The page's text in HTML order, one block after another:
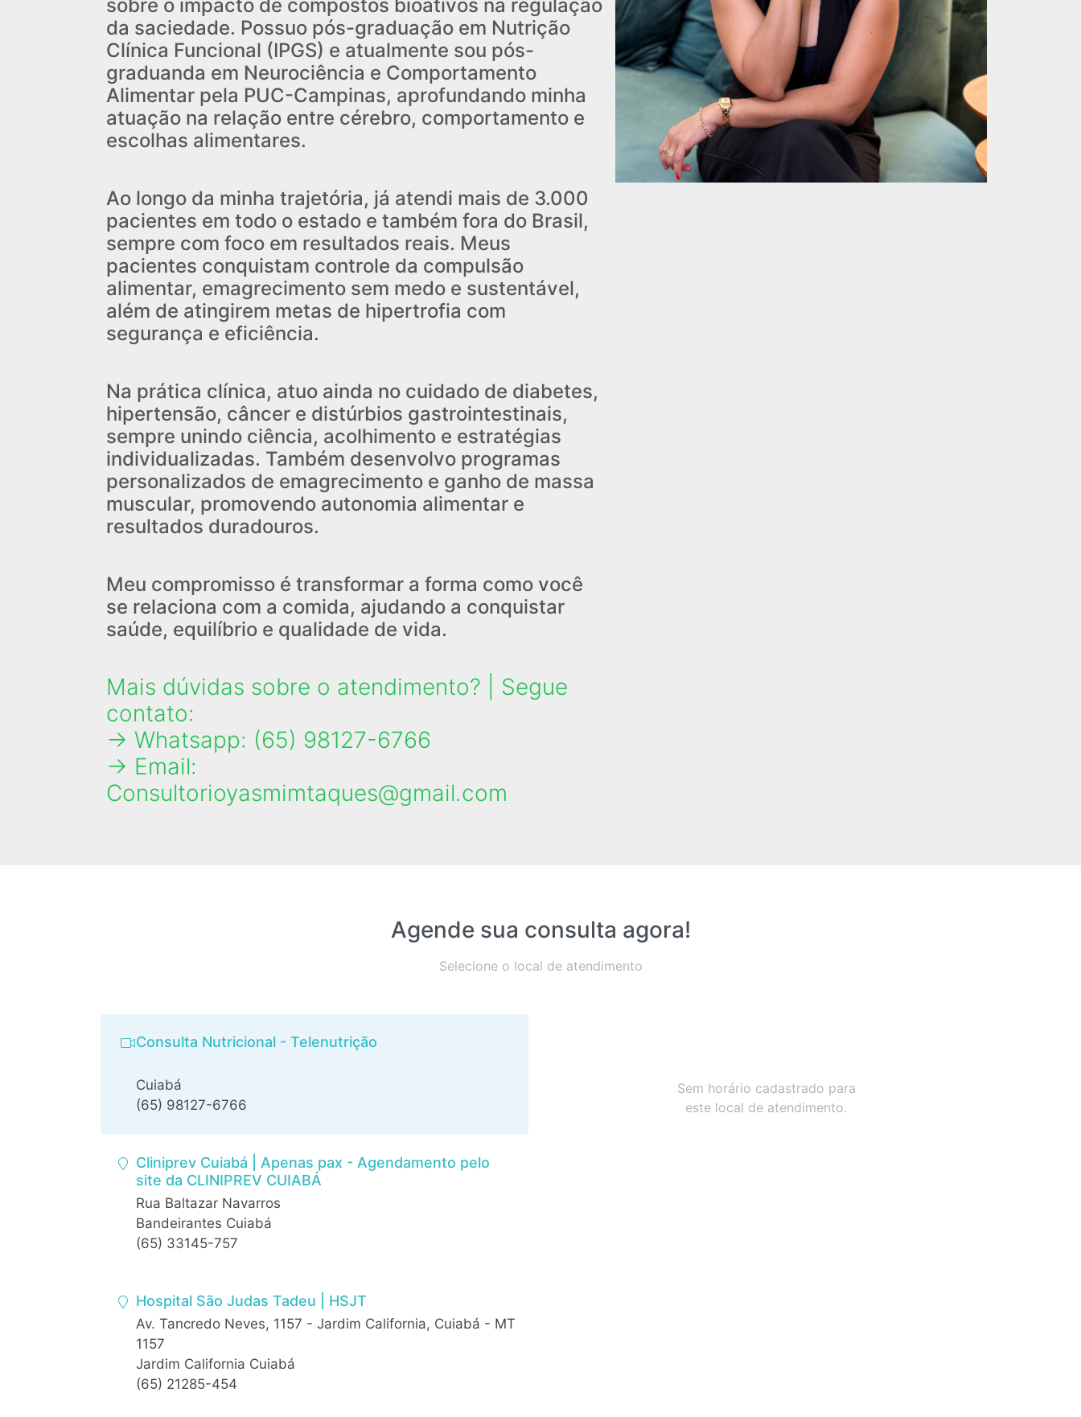
sobre o impacto de compostos bioativos na regulação
da saciedade. Possuo pós-graduação em Nutrição
Clínica Funcional (IPGS) e atualmente sou pós-
graduanda em Neurociência e Comportamento
Alimentar pela PUC-Campinas, aprofundando minha
atuação na relação entre cérebro, comportamento e
escolhas alimentares.
Ao longo da minha trajetória, já atendi mais de 3.000
pacientes em todo o estado e também fora do Brasil,
sempre com foco em resultados reais. Meus
pacientes conquistam controle da compulsão
alimentar, emagrecimento sem medo e sustentável,
além de atingirem metas de hipertrofia com
segurança e eficiência.
Na prática clínica, atuo ainda no cuidado de diabetes,
hipertensão, câncer e distúrbios gastrointestinais,
sempre unindo ciência, acolhimento e estratégias
individualizadas. Também desenvolvo programas
personalizados de emagrecimento e ganho de massa
muscular, promovendo autonomia alimentar e
resultados duradouros.
Meu compromisso é transformar a forma como você
se relaciona com a comida, ajudando a conquistar
saúde, equilíbrio e qualidade de vida.
Mais dúvidas sobre o atendimento? | Segue
contato:
→ Whatsapp: (65) 98127-6766
→ Email:
Consultorioyasmimtaques@gmail.com
Agende sua consulta agora!
Selecione o local de atendimento
Consulta Nutricional - Telenutrição
Cuiabá
(65) 98127-6766
Cliniprev Cuiabá | Apenas pax - Agendamento pelo
site da CLINIPREV CUIABÁ
Rua Baltazar Navarros
Bandeirantes Cuiabá
(65) 33145-757
Hospital São Judas Tadeu | HSJT
Av. Tancredo Neves, 1157 - Jardim California, Cuiabá - MT
1157
Jardim California Cuiabá
(65) 21285-454
Sem horário cadastrado para
este local de atendimento.